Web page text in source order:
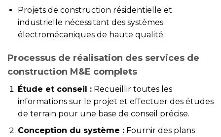
Projets de construction résidentielle et
industrielle nécessitant des systèmes
électromécaniques de haute qualité.
Processus de réalisation des services de
construction M&E complets
Étude et conseil :Recueillir toutes les
informations sur le projet et effectuer des études
de terrain pour une base de conseil précise.
Conception du système :Fournir des plans